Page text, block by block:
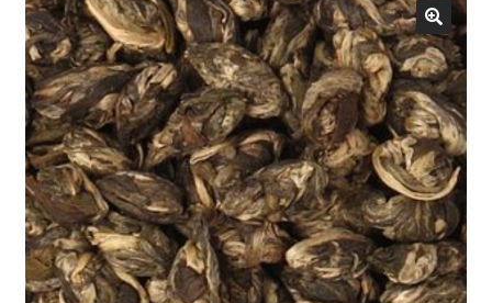
Kauppa
Oma tili
Ostoskori
Tilaus- ja sopimusehdot
Yrityksille